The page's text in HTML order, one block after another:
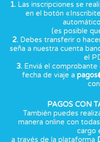
1. Las inscripciones se
en el botón
(es posible
2. Debes transferir o
seña a nuestra cuenta
el
3. Enviá el
fecha de viaje a
PAGOS CON
También puedes
manera online con
cargo
a través de la plataforma